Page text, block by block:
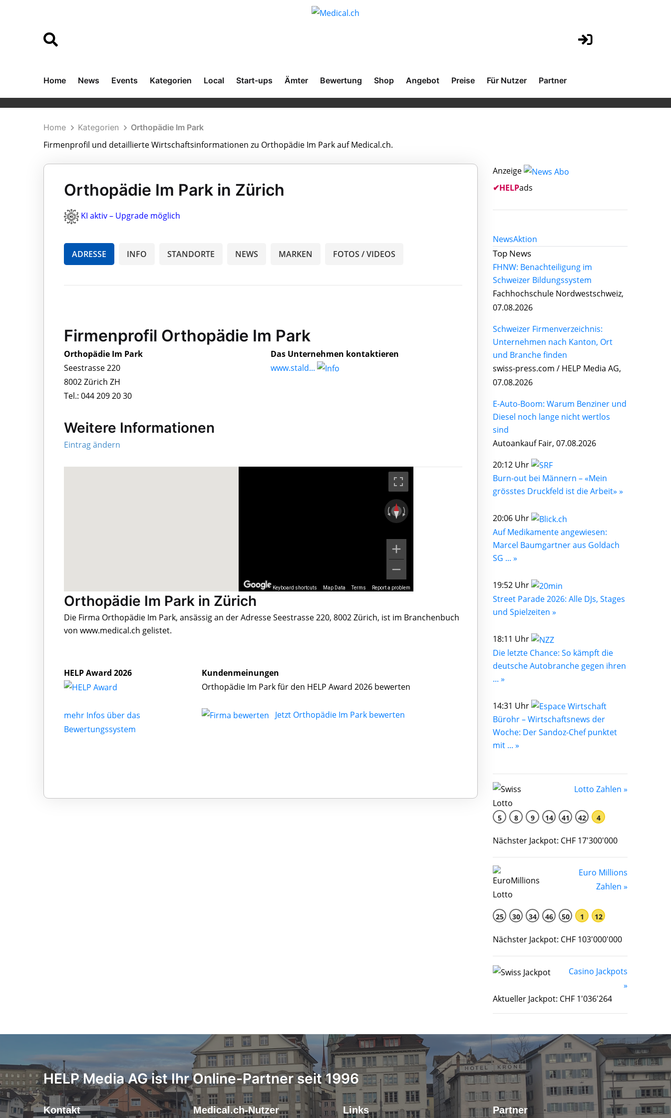
Home News Events Kategorien Local Start-ups Ämter Bewertung Shop Angebot Preise Für Nutzer Partner
Home Kategorien Orthopädie Im Park
Firmenprofil und detaillierte Wirtschaftsinformationen zu Orthopädie Im Park auf Medical.ch.
Orthopädie Im Park in Zürich
KI aktiv – Upgrade möglich
ADRESSE INFO STANDORTE NEWS MARKEN FOTOS / VIDEOS
Firmenprofil Orthopädie Im Park
Orthopädie Im Park
Seestrasse 220
8002 Zürich ZH
Tel.: 044 209 20 30
Das Unternehmen kontaktieren
www.stald...
Weitere Informationen
Eintrag ändern
Keyboard shortcuts Map Data Terms Report a problem
Orthopädie Im Park in Zürich
Die Firma Orthopädie Im Park, ansässig an der Adresse Seestrasse 220, 8002 Zürich, ist im Branchenbuch
von www.medical.ch gelistet.
HELP Award 2026
mehr Infos über das
Bewertungssystem
Kundenmeinungen
Orthopädie Im Park für den HELP Award 2026 bewerten
Jetzt Orthopädie Im Park bewerten
Anzeige
✔HELPads
NewsAktion
Top News
FHNW: Benachteiligung im
Schweizer Bildungssystem
Fachhochschule Nordwestschweiz,
07.08.2026
Schweizer Firmenverzeichnis:
Unternehmen nach Kanton, Ort
und Branche finden
swiss-press.com / HELP Media AG,
07.08.2026
E-Auto-Boom: Warum Benziner und
Diesel noch lange nicht wertlos
sind
Autoankauf Fair, 07.08.2026
20:12 Uhr
Burn-out bei Männern – «Mein
grösstes Druckfeld ist die Arbeit» »
20:06 Uhr
Auf Medikamente angewiesen:
Marcel Baumgartner aus Goldach
SG ... »
19:52 Uhr
Street Parade 2026: Alle DJs, Stages
und Spielzeiten »
18:11 Uhr
Die letzte Chance: So kämpft die
deutsche Autobranche gegen ihren
... »
14:31 Uhr
Bürohr – Wirtschaftsnews der
Woche: Der Sandoz-Chef punktet
mit ... »
Lotto Zahlen »
5 8 9 14 41 42 4
Nächster Jackpot: CHF 17'300'000
Euro Millions
Zahlen »
25 30 34 46 50 1 12
Nächster Jackpot: CHF 103'000'000
Casino Jackpots
»
Aktueller Jackpot: CHF 1'036'264
HELP Media AG ist Ihr Online-Partner seit 1996
Kontakt Medical.ch-Nutzer Links Partner